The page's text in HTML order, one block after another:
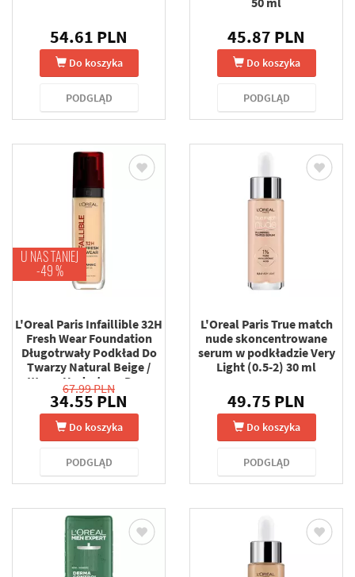
54.61 PLN
Do koszyka
PODGLĄD
45.87 PLN
Do koszyka
PODGLĄD
U NAS TANIEJ
-49 %
L'Oreal Paris Infaillible 32H
Fresh Wear Foundation
Długotrwały Podkład Do
Twarzy Natural Beige /
Warm Undertone Dore
(125) 30 ml
67.99 PLN
34.55 PLN
Do koszyka
PODGLĄD
L'Oreal Paris True match
nude skoncentrowane
serum w podkładzie Very
Light (0.5-2) 30 ml
49.75 PLN
Do koszyka
PODGLĄD